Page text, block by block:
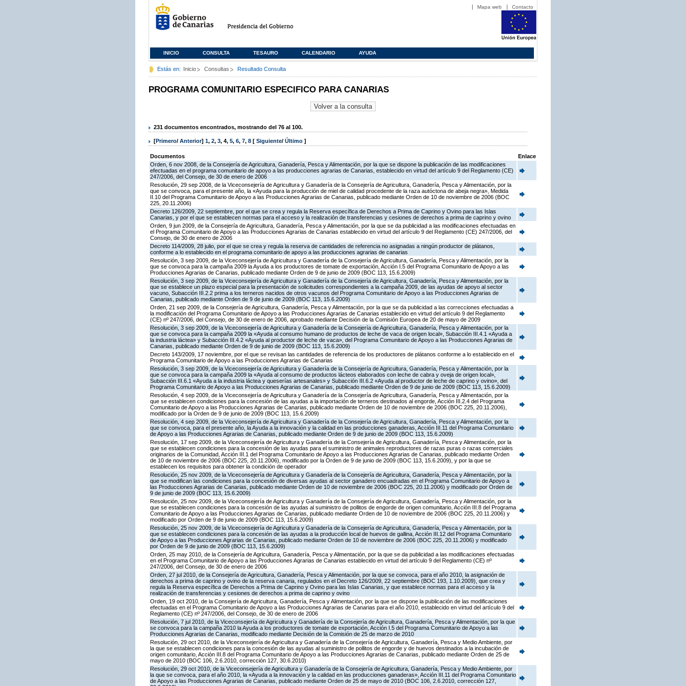
Mapa web Contacto
INICIO CONSULTA TESAURO CALENDARIO AYUDA
Estás en: Inicio Consultas Resultado Consulta
PROGRAMA COMUNITARIO ESPECIFICO PARA CANARIAS
231 documentos encontrados, mostrando del 76 al 100.
[Primero/ Anterior] 1, 2, 3, 4, 5, 6, 7, 8 [ Siguiente/ Último ]
Documentos
Enlace
Orden, 6 nov 2008, de la Consejería de Agricultura, Ganadería, Pesca y Alimentación, por la que se dispone la publicación de las modificaciones
efectuadas en el programa comunitario de apoyo a las producciones agrarias de Canarias, establecido en virtud del artículo 9 del Reglamento (CE)
247/2006, del Consejo, de 30 de enero de 2006
Resolución, 29 sep 2008, de la Viceconsejería de Agricultura y Ganadería de la Consejería de Agricultura, Ganadería, Pesca y Alimentación, por la
que se convoca, para el presente año, la «Ayuda para la producción de miel de calidad procedente de la raza autóctona de abeja negra», Medida
II.10 del Programa Comunitario de Apoyo a las Producciones Agrarias de Canarias, publicado mediante Orden de 10 de noviembre de 2006 (BOC
225, 20.11.2006)
Decreto 126/2009, 22 septiembre, por el que se crea y regula la Reserva específica de Derechos a Prima de Caprino y Ovino para las Islas
Canarias, y por el que se establecen normas para el acceso y la realización de transferencias y cesiones de derechos a prima de caprino y ovino
Orden, 9 jun 2009, de la Consejería de Agricultura, Ganadería, Pesca y Alimentación, por la que se da publicidad a las modificaciones efectuadas en
el Programa Comunitario de Apoyo a las Producciones Agrarias de Canarias establecido en virtud del artículo 9 del Reglamento (CE) 247/2006, del
Consejo, de 30 de enero de 2006
Decreto 114/2009, 28 julio, por el que se crea y regula la reserva de cantidades de referencia no asignadas a ningún productor de plátanos,
conforme a lo establecido en el programa comunitario de apoyo a las producciones agrarias de canarias
Resolución, 3 sep 2009, de la Viceconsejería de Agricultura y Ganadería de la Consejería de Agricultura, Ganadería, Pesca y Alimentación, por la
que se convoca para la campaña 2009 la Ayuda a los productores de tomate de exportación, Acción I.5 del Programa Comunitario de Apoyo a las
Producciones Agrarias de Canarias, publicado mediante Orden de 9 de junio de 2009 (BOC 113, 15.6.2009)
Resolución, 3 sep 2009, de la Viceconsejería de Agricultura y Ganadería de la Consejería de Agricultura, Ganadería, Pesca y Alimentación, por la
que se establece un plazo especial para la presentación de solicitudes correspondientes a la campaña 2009, de las ayudas de apoyo al sector
vacuno, Subacción III.2.2 prima a los terneros nacidos de otros vacunos del Programa Comunitario de Apoyo a las Producciones Agrarias de
Canarias, publicado mediante Orden de 9 de junio de 2009 (BOC 113, 15.6.2009)
Orden, 21 sep 2009, de la Consejería de Agricultura, Ganadería, Pesca y Alimentación, por la que se da publicidad a las correcciones efectuadas a
la modificación del Programa Comunitario de Apoyo a las Producciones Agrarias de Canarias establecido en virtud del artículo 9 del Reglamento
(CE) nº 247/2006, del Consejo, de 30 de enero de 2006, aprobado mediante Decisión de la Comisión Europea de 20 de mayo de 2009
Resolución, 3 sep 2009, de la Viceconsejería de Agricultura y Ganadería de la Consejería de Agricultura, Ganadería, Pesca y Alimentación, por la
que se convoca para la campaña 2009 la «Ayuda al consumo humano de productos de leche de vaca de origen local», Subacción III.4.1 «Ayuda a
la industria láctea» y Subacción III.4.2 «Ayuda al productor de leche de vaca», del Programa Comunitario de Apoyo a las Producciones Agrarias de
Canarias, publicado mediante Orden de 9 de junio de 2009 (BOC 113, 15.6.2009)
Decreto 143/2009, 17 noviembre, por el que se revisan las cantidades de referencia de los productores de plátanos conforme a lo establecido en el
Programa Comunitario de Apoyo a las Producciones Agrarias de Canarias
Resolución, 3 sep 2009, de la Viceconsejería de Agricultura y Ganadería de la Consejería de Agricultura, Ganadería, Pesca y Alimentación, por la
que se convoca para la campaña 2009 la «Ayuda al consumo de productos lácteos elaborados con leche de cabra y oveja de origen local»,
Subacción III.6.1 «Ayuda a la industria láctea y queserías artesanales» y Subacción III.6.2 «Ayuda al productor de leche de caprino y ovino», del
Programa Comunitario de Apoyo a las Producciones Agrarias de Canarias, publicado mediante Orden de 9 de junio de 2009 (BOC 113, 15.6.2009)
Resolución, 4 sep 2009, de la Viceconsejería de Agricultura y Ganadería de la Consejería de Agricultura, Ganadería, Pesca y Alimentación, por la
que se establecen condiciones para la concesión de las ayudas a la importación de terneros destinados al engorde, Acción III.2.4 del Programa
Comunitario de Apoyo a las Producciones Agrarias de Canarias, publicado mediante Orden de 10 de noviembre de 2006 (BOC 225, 20.11.2006),
modificado por la Orden de 9 de junio de 2009 (BOC 113, 15.6.2009)
Resolución, 4 sep 2009, de la Viceconsejería de Agricultura y Ganadería de la Consejería de Agricultura, Ganadería, Pesca y Alimentación, por la
que se convoca, para el presente año, la Ayuda a la innovación y la calidad en las producciones ganaderas, Acción III.11 del Programa Comunitario
de Apoyo a las Producciones Agrarias de Canarias, publicado mediante Orden de 9 de junio de 2009 (BOC 113, 15.6.2009)
Resolución, 17 sep 2009, de la Viceconsejería de Agricultura y Ganadería de la Consejería de Agricultura, Ganadería, Pesca y Alimentación, por la
que se establecen condiciones para la concesión de las ayudas para el suministro de animales reproductores de razas puras o razas comerciales
originarios de la Comunidad, Acción III.1 del Programa Comunitario de Apoyo a las Producciones Agrarias de Canarias, publicado mediante Orden
de 10 de noviembre de 2006 (BOC 225, 20.11.2006), modificado por la Orden de 9 de junio de 2009 (BOC 113, 15.6.2009), y por la que se
establecen los requisitos para obtener la condición de operador
Resolución, 25 nov 2009, de la Viceconsejería de Agricultura y Ganadería de la Consejería de Agricultura, Ganadería, Pesca y Alimentación, por la
que se modifican las condiciones para la concesión de diversas ayudas al sector ganadero encuadradas en el Programa Comunitario de Apoyo a
las Producciones Agrarias de Canarias, publicado mediante Orden de 10 de noviembre de 2006 (BOC 225, 20.11.2006) y modificado por Orden de
9 de junio de 2009 (BOC 113, 15.6.2009)
Resolución, 25 nov 2009, de la Viceconsejería de Agricultura y Ganadería de la Consejería de Agricultura, Ganadería, Pesca y Alimentación, por la
que se establecen condiciones para la concesión de las ayudas al suministro de pollitos de engorde de origen comunitario, Acción III.8 del Programa
Comunitario de Apoyo a las Producciones Agrarias de Canarias, publicado mediante Orden de 10 de noviembre de 2006 (BOC 225, 20.11.2006) y
modificado por Orden de 9 de junio de 2009 (BOC 113, 15.6.2009)
Resolución, 25 nov 2009, de la Viceconsejería de Agricultura y Ganadería de la Consejería de Agricultura, Ganadería, Pesca y Alimentación, por la
que se establecen condiciones para la concesión de las ayudas a la producción local de huevos de gallina, Acción III.12 del Programa Comunitario
de Apoyo a las Producciones Agrarias de Canarias, publicado mediante Orden de 10 de noviembre de 2006 (BOC 225, 20.11.2006) y modificado
por Orden de 9 de junio de 2009 (BOC 113, 15.6.2009)
Orden, 25 may 2010, de la Consejería de Agricultura, Ganadería, Pesca y Alimentación, por la que se da publicidad a las modificaciones efectuadas
en el Programa Comunitario de Apoyo a las Producciones Agrarias de Canarias establecido en virtud del artículo 9 del Reglamento (CE) nº
247/2006, del Consejo, de 30 de enero de 2006
Orden, 27 jul 2010, de la Consejería de Agricultura, Ganadería, Pesca y Alimentación, por la que se convoca, para el año 2010, la asignación de
derechos a prima de caprino y ovino de la reserva canaria, regulados en el Decreto 126/2009, 22 septiembre (BOC 193, 1.10.2009), que crea y
regula la Reserva específica de Derechos a Prima de Caprino y Ovino para las Islas Canarias, y que establece normas para el acceso y la
realización de transferencias y cesiones de derechos a prima de caprino y ovino
Orden, 19 oct 2010, de la Consejería de Agricultura, Ganadería, Pesca y Alimentación, por la que se dispone la publicación de las modificaciones
efectuadas en el Programa Comunitario de Apoyo a las Producciones Agrarias de Canarias para el año 2010, establecido en virtud del artículo 9 del
Reglamento (CE) nº 247/2006, del Consejo, de 30 de enero de 2006
Resolución, 7 jul 2010, de la Viceconsejería de Agricultura y Ganadería de la Consejería de Agricultura, Ganadería, Pesca y Alimentación, por la que
se convoca para la campaña 2010 la Ayuda a los productores de tomate de exportación, Acción I.5 del Programa Comunitario de Apoyo a las
Producciones Agrarias de Canarias, modificado mediante Decisión de la Comisión de 25 de marzo de 2010
Resolución, 29 oct 2010, de la Viceconsejería de Agricultura y Ganadería de la Consejería de Agricultura, Ganadería, Pesca y Medio Ambiente, por
la que se establecen condiciones para la concesión de las ayudas al suministro de pollitos de engorde y de huevos destinados a la incubación de
origen comunitario, Acción III.8 del Programa Comunitario de Apoyo a las Producciones Agrarias de Canarias, publicado mediante Orden de 25 de
mayo de 2010 (BOC 106, 2.6.2010, corrección 127, 30.6.2010)
Resolución, 29 oct 2010, de la Viceconsejería de Agricultura y Ganadería de la Consejería de Agricultura, Ganadería, Pesca y Medio Ambiente, por
la que se convoca, para el año 2010, la «Ayuda a la innovación y la calidad en las producciones ganaderas», Acción III.11 del Programa Comunitario
de Apoyo a las Producciones Agrarias de Canarias, publicado mediante Orden de 25 de mayo de 2010 (BOC 106, 2.6.2010, corrección 127,